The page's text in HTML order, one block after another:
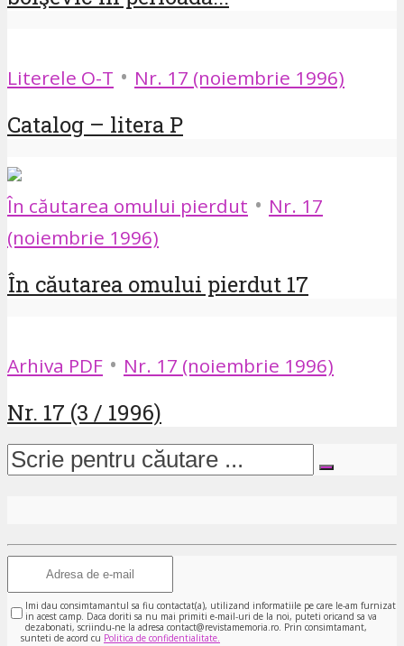
Literele O-T • Nr. 17 (noiembrie 1996)
Catalog – litera P
În căutarea omului pierdut • Nr. 17
(noiembrie 1996)
În căutarea omului pierdut 17
Arhiva PDF • Nr. 17 (noiembrie 1996)
Nr. 17 (3 / 1996)
Imi dau consimtamantul sa fiu contactat(a), utilizand informatiile pe care le-am furnizat
in acest camp. Daca doriti sa nu mai primiti e-mail-uri de la noi, puteti oricand sa va
dezabonati, scriindu-ne la adresa contact@revistamemoria.ro. Prin consimtamant,
sunteti de acord cu Politica de confidentialitate.